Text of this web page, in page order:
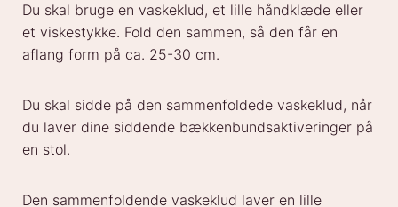
Du skal bruge en vaskeklud, et lille håndklæde eller
et viskestykke. Fold den sammen, så den får en
aflang form på ca. 25-30 cm.
Du skal sidde på den sammenfoldede vaskeklud, når
du laver dine siddende bækkenbundsaktiveringer på
en stol.
Den sammenfoldende vaskeklud laver en lille